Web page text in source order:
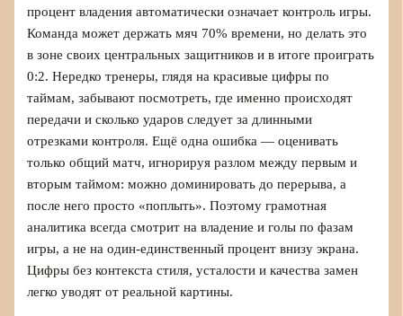
процент владения автоматически означает контроль игры.
Команда может держать мяч 70% времени, но делать это
в зоне своих центральных защитников и в итоге проиграть
0:2. Нередко тренеры, глядя на красивые цифры по
таймам, забывают посмотреть, где именно происходят
передачи и сколько ударов следует за длинными
отрезками контроля. Ещё одна ошибка — оценивать
только общий матч, игнорируя разлом между первым и
вторым таймом: можно доминировать до перерыва, а
после него просто «поплыть». Поэтому грамотная
аналитика всегда смотрит на владение и голы по фазам
игры, а не на один‑единственный процент внизу экрана.
Цифры без контекста стиля, усталости и качества замен
легко уводят от реальной картины.